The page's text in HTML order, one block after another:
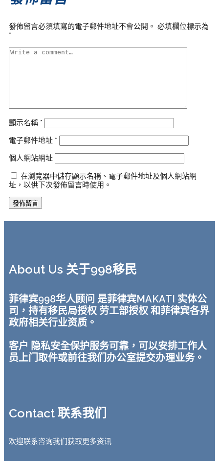
發佈留言必須填寫的電子郵件地址不會公開。 必填欄位標示為
*
顯示名稱 *
電子郵件地址 *
個人網站網址
在瀏覽器中儲存顯示名稱、電子郵件地址及個人網站網
址，以供下次發佈留言時使用。
About Us 关于998移民
菲律宾998华人顾问 是菲律宾MAKATI 实体公
司，持有移民局授权 劳工部授权 和菲律宾各界
政府相关行业资质。
客户 隐私安全保护服务可靠，可以安排工作人
员上门取件或前往我们办公室提交办理业务。
Contact 联系我们
欢迎联系咨询我们获取更多资讯